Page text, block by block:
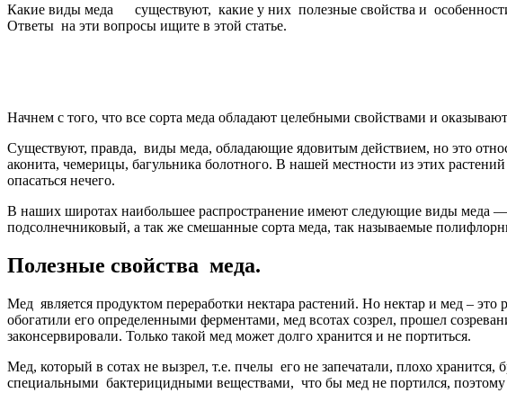
Какие виды меда существуют, какие у них полезные свойства и
Ответы на эти вопросы ищите в этой статье.
Начнем с того, что все сорта меда обладают целебными свойствами и
Существуют, правда, виды меда, обладающие ядовитым действием, но это
аконита, чемерицы, багульника болотного. В нашей местности из этих
опасаться нечего.
В наших широтах наибольшее распространение имеют следующие виды
подсолнечниковый, а так же смешанные сорта меда, так называемые
Полезные свойства меда.
Мед является продуктом переработки нектара растений. Но нектар и мед –
обогатили его определенными ферментами, мед всотах созрел, прошел
законсервировали. Только такой мед может долго хранится и не портиться.
Мед, который в сотах не вызрел, т.е. пчелы его не запечатали, плохо
специальными бактерицидными веществами, что бы мед не портился,